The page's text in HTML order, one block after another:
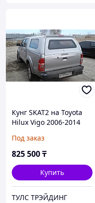
Кунг SKAT2 на Toyota
Hilux Vigo 2006-2014
Под заказ
825 500 ₸
Купить
ТУЛС ТРЭЙДИНГ